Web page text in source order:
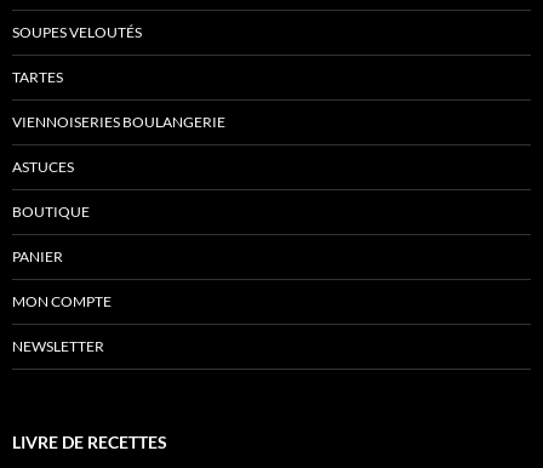
SOUPES VELOUTÉS
TARTES
VIENNOISERIES BOULANGERIE
ASTUCES
BOUTIQUE
PANIER
MON COMPTE
NEWSLETTER
LIVRE DE RECETTES